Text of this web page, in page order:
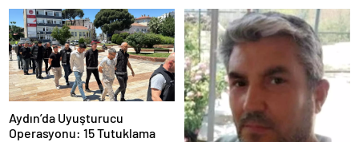
Aydın’da Uyuşturucu
Operasyonu: 15 Tutuklama